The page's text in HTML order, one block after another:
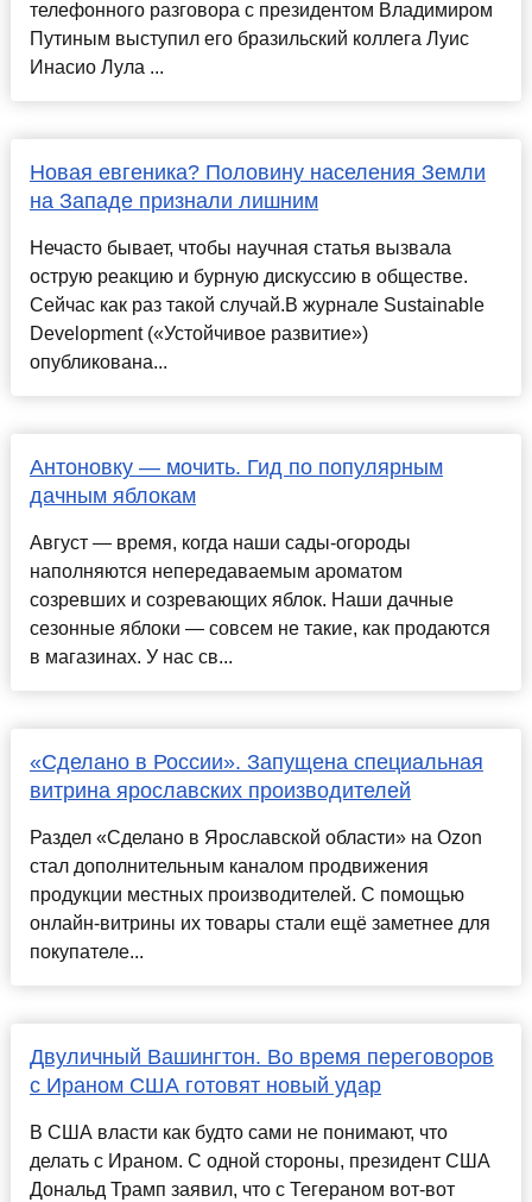
телефонного разговора с президентом Владимиром
Путиным выступил его бразильский коллега Луис
Инасио Лула ...
Новая евгеника? Половину населения Земли
на Западе признали лишним
Нечасто бывает, чтобы научная статья вызвала
острую реакцию и бурную дискуссию в обществе.
Сейчас как раз такой случай.В журнале Sustainable
Development («Устойчивое развитие»)
опубликована...
Антоновку — мочить. Гид по популярным
дачным яблокам
Август — время, когда наши сады-огороды
наполняются непередаваемым ароматом
созревших и созревающих яблок. Наши дачные
сезонные яблоки — совсем не такие, как продаются
в магазинах. У нас св...
«Сделано в России». Запущена специальная
витрина ярославских производителей
Раздел «Сделано в Ярославской области» на Ozon
стал дополнительным каналом продвижения
продукции местных производителей. С помощью
онлайн-витрины их товары стали ещё заметнее для
покупателе...
Двуличный Вашингтон. Во время переговоров
с Ираном США готовят новый удар
В США власти как будто сами не понимают, что
делать с Ираном. С одной стороны, президент США
Дональд Трамп заявил, что с Тегераном вот-вот